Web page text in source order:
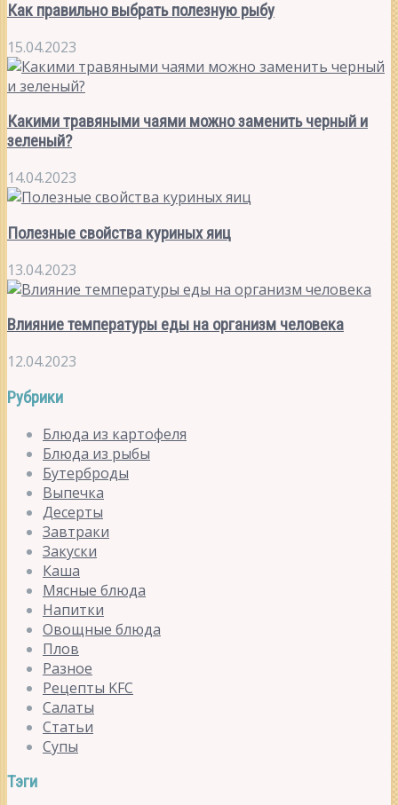
Как правильно выбрать полезную рыбу
15.04.2023
Какими травяными чаями можно заменить черный и
зеленый?
14.04.2023
Полезные свойства куриных яиц
13.04.2023
Влияние температуры еды на организм человека
12.04.2023
Рубрики
Блюда из картофеля
Блюда из рыбы
Бутерброды
Выпечка
Десерты
Завтраки
Закуски
Каша
Мясные блюда
Напитки
Овощные блюда
Плов
Разное
Рецепты KFC
Салаты
Статьи
Супы
Тэги